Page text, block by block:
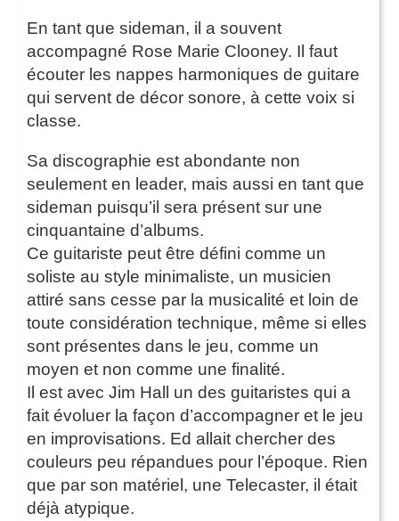
En tant que sideman, il a souvent
accompagné Rose Marie Clooney. Il faut
écouter les nappes harmoniques de guitare
qui servent de décor sonore, à cette voix si
classe.
Sa discographie est abondante non
seulement en leader, mais aussi en tant que
sideman puisqu’il sera présent sur une
cinquantaine d’albums.
Ce guitariste peut être défini comme un
soliste au style minimaliste, un musicien
attiré sans cesse par la musicalité et loin de
toute considération technique, même si elles
sont présentes dans le jeu, comme un
moyen et non comme une finalité.
Il est avec Jim Hall un des guitaristes qui a
fait évoluer la façon d’accompagner et le jeu
en improvisations. Ed allait chercher des
couleurs peu répandues pour l’époque. Rien
que par son matériel, une Telecaster, il était
déjà atypique.